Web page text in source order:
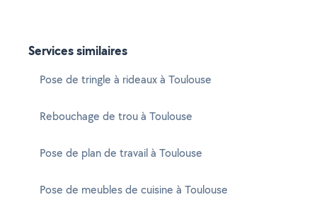
Services similaires
Pose de tringle à rideaux à Toulouse
Rebouchage de trou à Toulouse
Pose de plan de travail à Toulouse
Pose de meubles de cuisine à Toulouse